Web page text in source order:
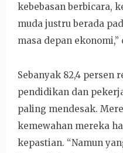
kebebasan berbicara,
muda justru berada
masa depan ekonomi,”
Sebanyak 82,4 persen
pendidikan dan
paling mendesak.
kemewahan mereka
kepastian. “Namun